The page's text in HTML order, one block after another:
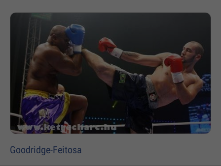
Goodridge-Feitosa